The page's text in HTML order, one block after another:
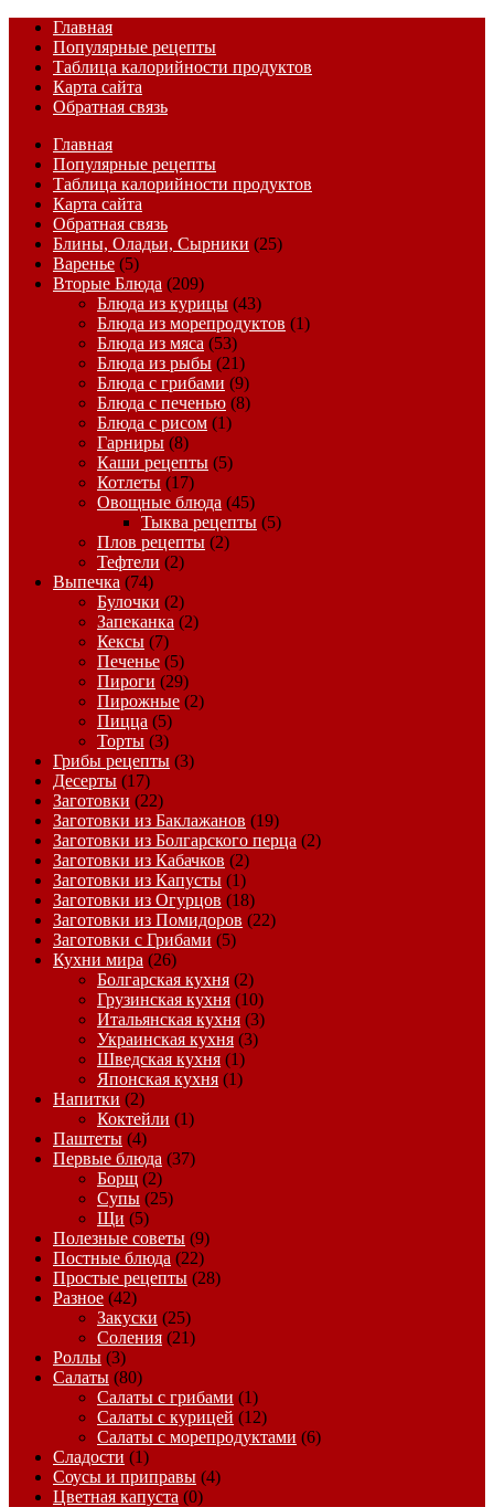
Главная
Популярные рецепты
Таблица калорийности продуктов
Карта сайта
Обратная связь
Главная
Популярные рецепты
Таблица калорийности продуктов
Карта сайта
Обратная связь
Блины, Оладьи, Сырники (25)
Варенье (5)
Вторые Блюда (209)
Блюда из курицы (43)
Блюда из морепродуктов (1)
Блюда из мяса (53)
Блюда из рыбы (21)
Блюда с грибами (9)
Блюда с печенью (8)
Блюда с рисом (1)
Гарниры (8)
Каши рецепты (5)
Котлеты (17)
Овощные блюда (45)
Тыква рецепты (5)
Плов рецепты (2)
Тефтели (2)
Выпечка (74)
Булочки (2)
Запеканка (2)
Кексы (7)
Печенье (5)
Пироги (29)
Пирожные (2)
Пицца (5)
Торты (3)
Грибы рецепты (3)
Десерты (17)
Заготовки (22)
Заготовки из Баклажанов (19)
Заготовки из Болгарского перца (2)
Заготовки из Кабачков (2)
Заготовки из Капусты (1)
Заготовки из Огурцов (18)
Заготовки из Помидоров (22)
Заготовки с Грибами (5)
Кухни мира (26)
Болгарская кухня (2)
Грузинская кухня (10)
Итальянская кухня (3)
Украинская кухня (3)
Шведская кухня (1)
Японская кухня (1)
Напитки (2)
Коктейли (1)
Паштеты (4)
Первые блюда (37)
Борщ (2)
Супы (25)
Щи (5)
Полезные советы (9)
Постные блюда (22)
Простые рецепты (28)
Разное (42)
Закуски (25)
Соления (21)
Роллы (3)
Салаты (80)
Салаты с грибами (1)
Салаты с курицей (12)
Салаты с морепродуктами (6)
Сладости (1)
Соусы и приправы (4)
Цветная капуста (0)